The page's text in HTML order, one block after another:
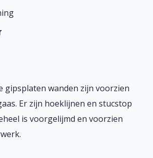
gipsplaten wanden zijn voorzien
Er zijn hoeklijnen en stucstop
is voorgelijmd en voorzien